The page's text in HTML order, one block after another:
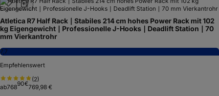
Atletica R7 Half Rack ∣ Stabiles 214 cm hohes Power Rack mit 102
kg Eigengewicht ∣ Professionelle J-Hooks ∣ Deadlift Station ∣ 70
mm Vierkantrohr
7,7
Empfehlenswert
(2)
ab76890€769,98 €